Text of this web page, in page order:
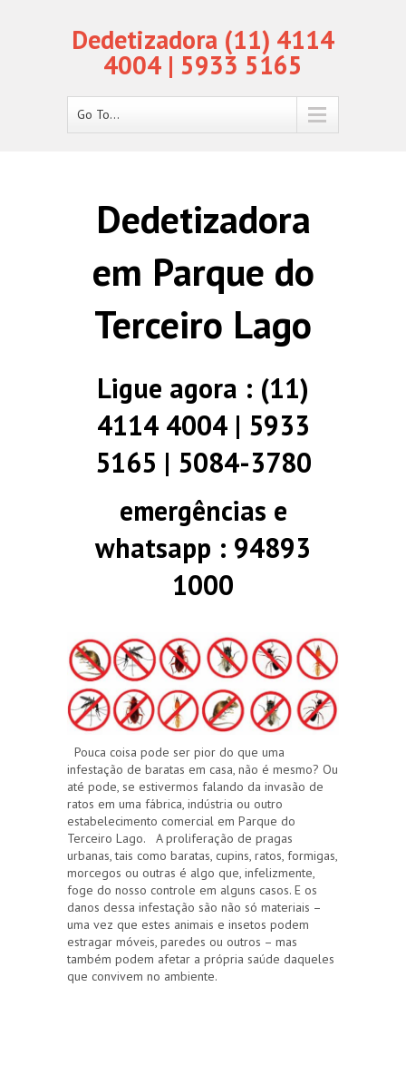
Dedetizadora (11) 4114
4004 | 5933 5165
Go To...
Dedetizadora
em Parque do
Terceiro Lago
Ligue agora : (11)
4114 4004 | 5933
5165 | 5084-3780
emergências e
whatsapp : 94893
1000
Pouca coisa pode ser pior do que uma
infestação de baratas em casa, não é mesmo? Ou
até pode, se estivermos falando da invasão de
ratos em uma fábrica, indústria ou outro
estabelecimento comercial em Parque do
Terceiro Lago. A proliferação de pragas
urbanas, tais como baratas, cupins, ratos, formigas,
morcegos ou outras é algo que, infelizmente,
foge do nosso controle em alguns casos. E os
danos dessa infestação são não só materiais –
uma vez que estes animais e insetos podem
estragar móveis, paredes ou outros – mas
também podem afetar a própria saúde daqueles
que convivem no ambiente.